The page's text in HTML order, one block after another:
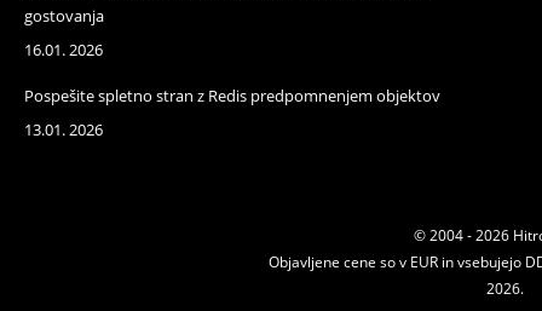
gostovanja
16.01. 2026
Pospešite spletno stran z Redis predpomnenjem objektov
13.01. 2026
© 2004 - 2026
Objavljene cene so v EUR in vsebujejo
2026.